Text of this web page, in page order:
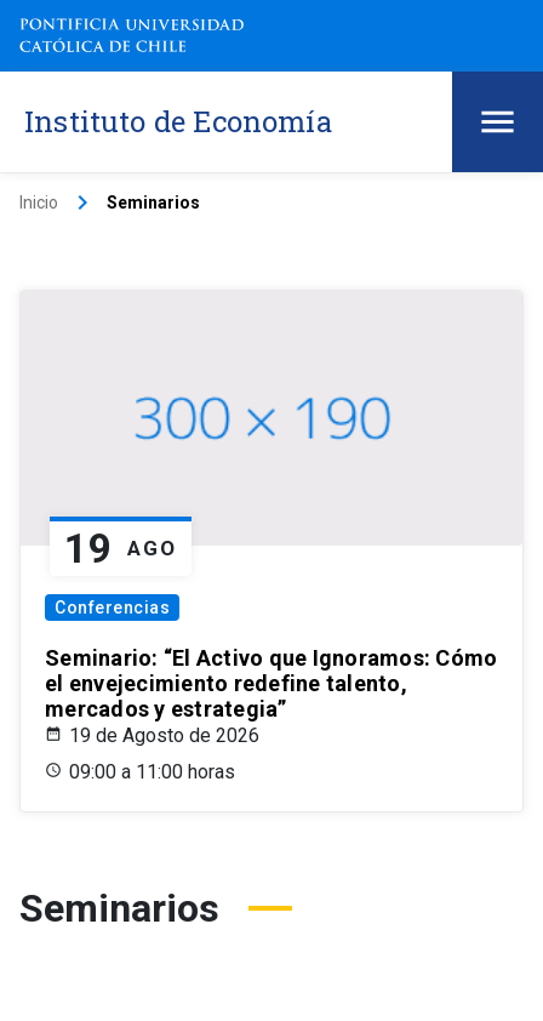
Instituto de Economía
Inicio keyboard_arrow_right Seminarios
19 AGO
Conferencias
Seminario: “El Activo que Ignoramos: Cómo
el envejecimiento redefine talento,
mercados y estrategia”
19 de Agosto de 2026
09:00 a 11:00 horas
Seminarios